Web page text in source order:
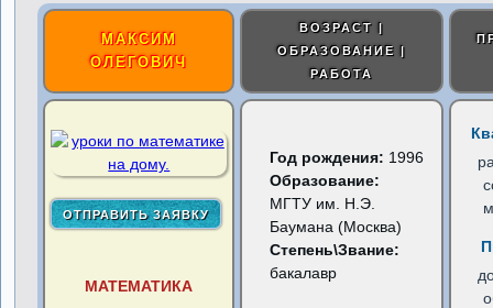
МАКСИМ
ОЛЕГОВИЧ
ВОЗРАСТ |
ОБРАЗОВАНИЕ |
РАБОТА
МАТЕМАТИКА
Год рождения: 1996
Образование:
МГТУ им. Н.Э.
Баумана (Москва)
Степень\Звание:
бакалавр